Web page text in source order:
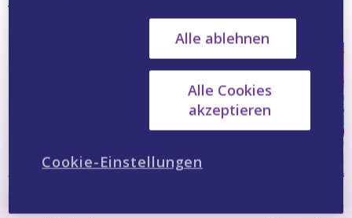
Videos on Demand
Alle ablehnen
Alle Cookies
akzeptieren
Cookie-Einstellungen